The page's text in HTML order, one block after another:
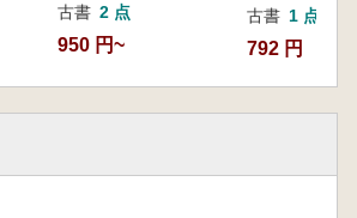
古書 2 点
950 円~
古書 1 点
792 円